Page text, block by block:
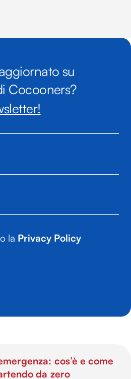
su
Cocooners?
la Privacy Policy
cos’è e come
da zero